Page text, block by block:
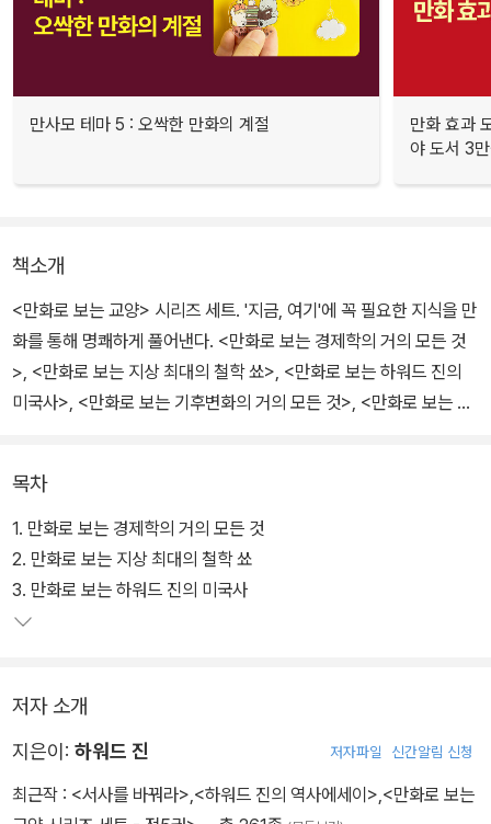
만사모 테마 5 : 오싹한 만화의 계절
만화 효과
야 도서 3
책소개
<만화로 보는 교양> 시리즈 세트. '지금, 여기'에 꼭 필요한 지식을 만
화를 통해 명쾌하게 풀어낸다. <만화로 보는 경제학의 거의 모든 것
>, <만화로 보는 지상 최대의 철학 쑈>, <만화로 보는 하워드 진의
미국사>, <만화로 보는 기후변화의 거의 모든 것>, <만화로 보는 마
목차
1. 만화로 보는 경제학의 거의 모든 것
2. 만화로 보는 지상 최대의 철학 쑈
3. 만화로 보는 하워드 진의 미국사
저자 소개
지은이: 하워드 진 저자파일 신간알림 신청
최근작 : <서사를 바꿔라>,<하워드 진의 역사에세이>,<만화로 보는